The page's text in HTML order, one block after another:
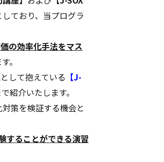
しており、当プログラ
の効率化手法をマス
。
して抱えている 【J-
で紹介いたします。
策を検証する機会と
することができる演習